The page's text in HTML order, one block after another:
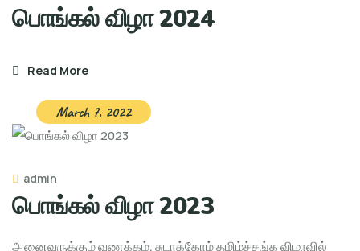
பொங்கல்
பொங்கல் விழா 2024
Read More
March 7, 2022
admin
பொங்கல் விழா 2023
அனைவருக்கும் வணக்கம், சுடாக்கோம் தமிழ்ச்சங்க விழாவில்